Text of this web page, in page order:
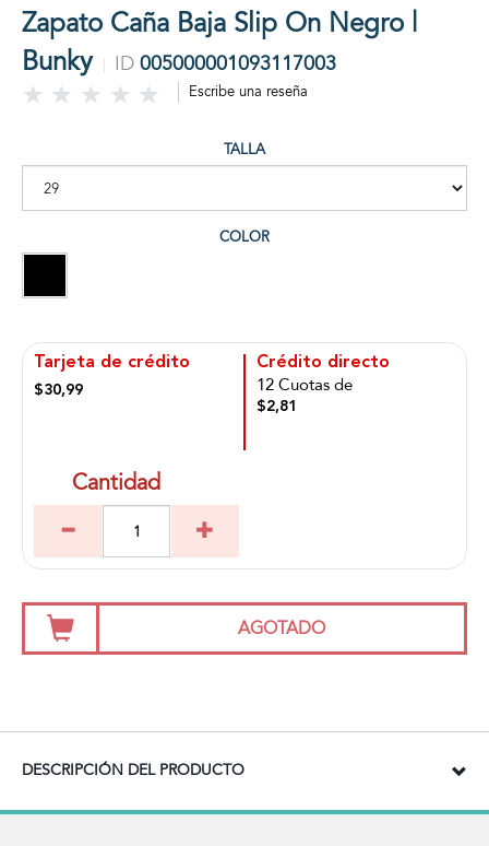
Zapato Caña Baja Slip On Negro |
Bunky
ID 005000001093117003
Escribe una reseña
TALLA
COLOR
Tarjeta de crédito
$30,99
Crédito directo
12 Cuotas de
$2,81
Cantidad
AGOTADO
DESCRIPCIÓN DEL PRODUCTO